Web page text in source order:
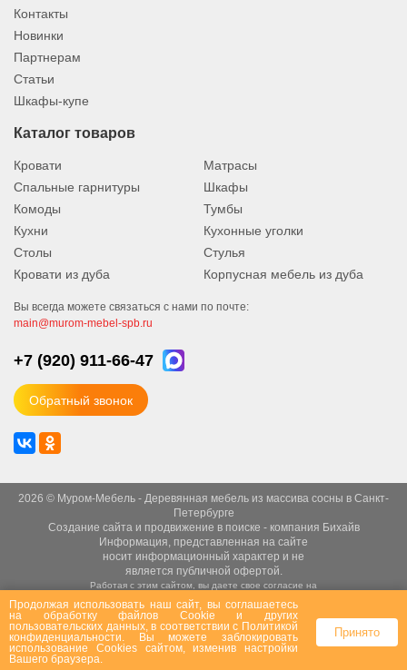
Контакты
Новинки
Партнерам
Статьи
Шкафы-купе
Каталог товаров
Кровати
Матрасы
Спальные гарнитуры
Шкафы
Комоды
Тумбы
Кухни
Кухонные уголки
Столы
Стулья
Кровати из дуба
Корпусная мебель из дуба
Вы всегда можете связаться с нами по почте:
main@murom-mebel-spb.ru
+7 (920) 911-66-47
Обратный звонок
2026 © Муром-Мебель - Деревянная мебель из массива сосны в Санкт-
Петербурге
Создание сайта и продвижение в поиске - компания Бихайв
Информация, представленная на сайте
носит информационный характер и не
является публичной офертой.
Работая с этим сайтом, вы даете свое согласие на
использование файлов cookie.
Это необходимо для нормального
функционирования сайта и анализа трафика.
Политика конфиденциальности,пользовательское
Продолжая использовать наш сайт, вы соглашаетесь
на обработку файлов Сookie и других
пользовательских данных, в соответствии с Политикой
конфиденциальности . Вы можете заблокировать
использование Cookies сайтом, изменив настройки
Вашего браузера.
Принято